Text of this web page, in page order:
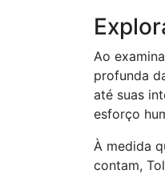
Ao
profunda
até suas
esforço
À medida
contam,